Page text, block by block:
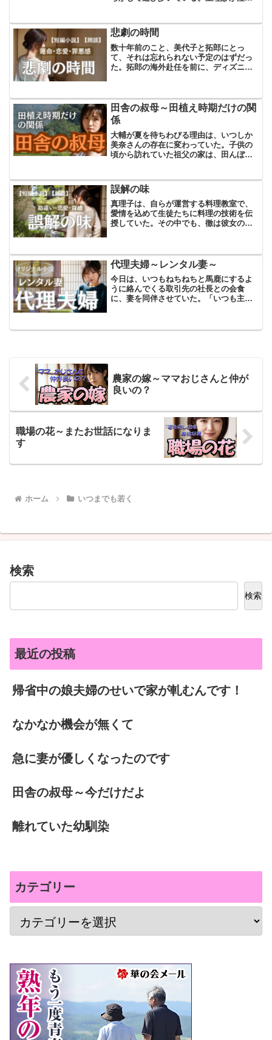
には涙が溢れ、声は震えていた。私の名
前は正志。昨年定年...
悲劇の時間
数十年前のこと、美代子と拓郎にとっ
て、それは忘れられない予定のはずだっ
た。拓郎の海外赴任を前に、ディズニー
間になるはずだった。しかし、...
田舎の叔母～田植え時期だけの関
係
大輔が夏を待ちわびる理由は、いつしか
美奈さんの存在に変わっていた。子供の
頃から訪れていた祖父の家は、田んぼと
にとって心安らぐ場所だった。しかし、
大人になるにつれて、その...
誤解の味
真理子は、自らが運営する料理教室で、
愛情を込めて生徒たちに料理の技術を伝
授していた。その中でも、徹は彼女の注
格と時おり見せる子供のような無邪気さ
で、教室全体の雰囲気を...
代理夫婦～レンタル妻～
今日は、いつもねちねちと馬鹿にするよ
うに絡んでくる取引先の社長との会食
に、妻を同伴させていた。「いつも主人
農家の嫁～ママおじさんと仲が
良いの？
職場の花～またお世話になりま
す
ホーム いつまでも若く
検索
検索
最近の投稿
帰省中の娘夫婦のせいで家が軋むんです！
なかなか機会が無くて
急に妻が優しくなったのです
田舎の叔母～今だけだよ
離れていた幼馴染
カテゴリー